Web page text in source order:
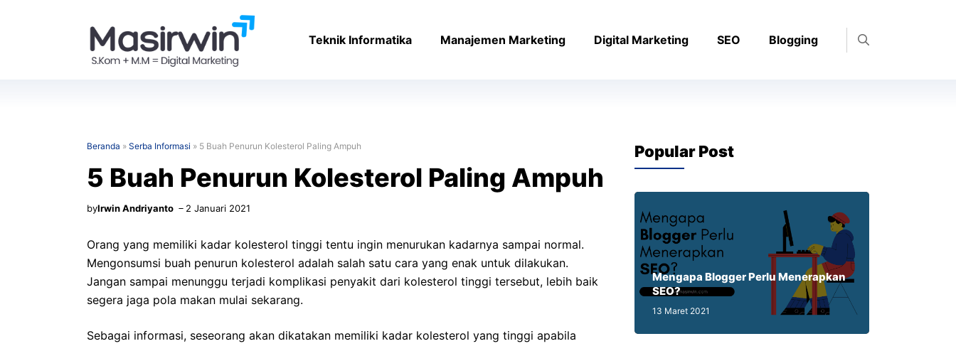
Teknik Informatika Manajemen Marketing Digital Marketing SEO Blogging
Beranda » Serba Informasi » 5 Buah Penurun Kolesterol Paling Ampuh
5 Buah Penurun Kolesterol Paling Ampuh
byIrwin Andriyanto 2 Januari 2021
Orang yang memiliki kadar kolesterol tinggi tentu ingin menurukan kadarnya sampai normal.
Mengonsumsi buah penurun kolesterol adalah salah satu cara yang enak untuk dilakukan.
Jangan sampai menunggu terjadi komplikasi penyakit dari kolesterol tinggi tersebut, lebih baik
segera jaga pola makan mulai sekarang.
Sebagai informasi, seseorang akan dikatakan memiliki kadar kolesterol yang tinggi apabila
Popular Post
Mengapa Blogger Perlu Menerapkan
SEO?
13 Maret 2021